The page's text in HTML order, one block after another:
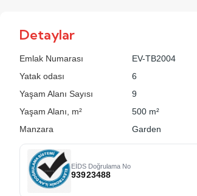
Detaylar
Emlak Numarası EV-TB2004
Yatak odası
6
Yaşam Alanı Sayısı
9
Yaşam Alanı, m²
500 m²
Manzara
Garden
EİDS Doğrulama No
93923488